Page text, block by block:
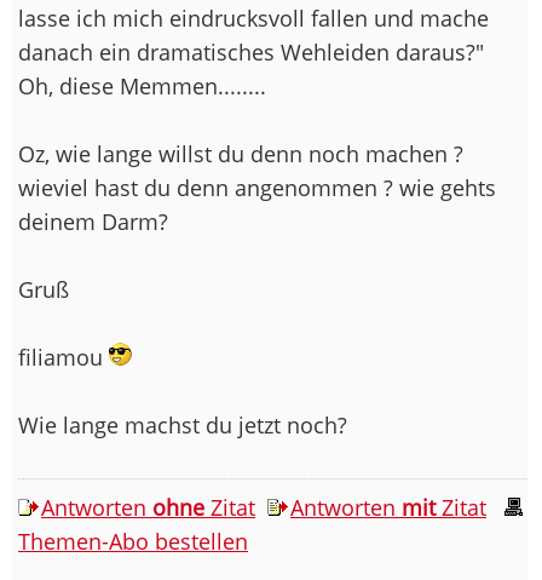
lasse ich mich eindrucksvoll fallen und mache
danach ein dramatisches Wehleiden daraus?"
Oh, diese Memmen........
Oz, wie lange willst du denn noch machen ?
wieviel hast du denn angenommen ? wie gehts
deinem Darm?
Gruß
filiamou
Wie lange machst du jetzt noch?
Antworten ohne Zitat Antworten mitZitat
Themen-Abo bestellen